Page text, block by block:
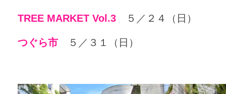
TREE MARKET Vol.3 ５／２４（日）
つぐら市 ５／３１（日）